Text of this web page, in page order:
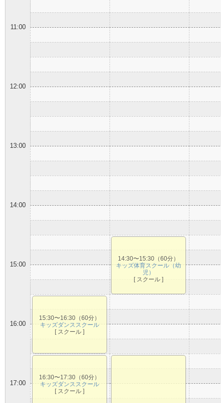
11:00
12:00
13:00
14:00
15:00
16:00
17:00
15:30〜16:30（60分）
キッズダンススクール
[ スクール ]
16:30〜17:30（60分）
キッズダンススクール
[ スクール ]
14:30〜15:30（60分）
キッズ体育スクール（幼
児）
[ スクール ]